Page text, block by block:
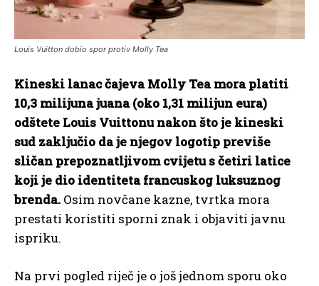
Louis Vuitton dobio spor protiv Molly Tea
Kineski lanac čajeva Molly Tea mora platiti
10,3 milijuna juana (oko 1,31 milijun eura)
odštete Louis Vuittonu nakon što je kineski
sud zaključio da je njegov logotip previše
sličan prepoznatljivom cvijetu s četiri latice
koji je dio identiteta francuskog luksuznog
brenda. Osim novčane kazne, tvrtka mora
prestati koristiti sporni znak i objaviti javnu
ispriku.
Na prvi pogled riječ je o još jednom sporu oko